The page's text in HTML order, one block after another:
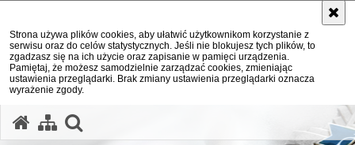
Strona używa plików cookies, aby ułatwić użytkownikom korzystanie z
serwisu oraz do celów statystycznych. Jeśli nie blokujesz tych plików, to
zgadzasz się na ich użycie oraz zapisanie w pamięci urządzenia.
Pamiętaj, że możesz samodzielnie zarządzać cookies, zmieniając
ustawienia przeglądarki. Brak zmiany ustawienia przeglądarki oznacza
wyrażenie zgody.